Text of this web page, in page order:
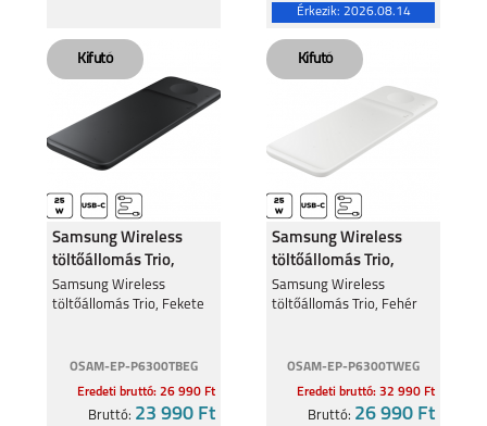
Érkezik: 2026.08.14
Samsung Wireless
töltőállomás Trio,
Fekete
Samsung Wireless
töltőállomás Trio, Fekete
OSAM-EP-P6300TBEG
Eredeti bruttó: 26 990 Ft
Bruttó: 23 990 Ft
Samsung Wireless
töltőállomás Trio,
Fehér
Samsung Wireless
töltőállomás Trio, Fehér
OSAM-EP-P6300TWEG
Eredeti bruttó: 32 990 Ft
Bruttó: 26 990 Ft